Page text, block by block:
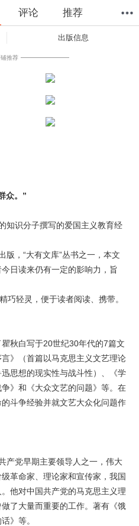
评论 推荐
出版信息
铺推荐
众。 ”
知识分子撰写的爱国主义教育经
版，“大有文库”丛书之一，本文
日读来仍有一定的影响力，旨
巧轻灵，便于读者阅读、携带。
秋白写于20世纪30年代的7篇文
》（首篇以马克思主义文艺理论
思想的现实性与战斗性）、《学
》和《大众文艺的问题》等。在
斗争经验并就文艺大众化问题作
产党早期主要领导人之一，伟大
革命家、理论家和宣传家，我国
他对中国共产党的马克思主义理
了大量而重要的工作。著有《饿
》等。